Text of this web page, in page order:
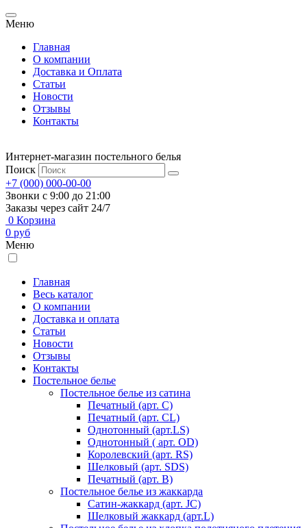
Меню
Главная
О компании
Доставка и Оплата
Статьи
Новости
Отзывы
Контакты
Интернет-магазин постельного белья
Поиск
+7 (000) 000-00-00
Звонки с 9:00 до 21:00
Заказы через сайт 24/7
0 Корзина
0 руб
Меню
Главная
Весь каталог
О компании
Доставка и оплата
Статьи
Новости
Отзывы
Контакты
Постельное белье
Постельное белье из сатина
Печатный (арт. С)
Печатный (арт. СL)
Однотонный (арт.LS)
Однотонный ( арт. OD)
Королевский (арт. RS)
Шелковый (арт. SDS)
Печатный (арт. В)
Постельное белье из жаккарда
Сатин-жаккард (арт. JC)
Шелковый жаккард (арт.L)